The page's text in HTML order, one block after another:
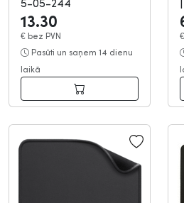
5-05-244
13.30
€ bez PVN
Pasūti un saņem 14 dienu
laikā
€